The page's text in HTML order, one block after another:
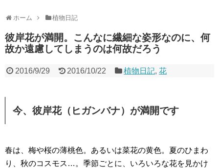
ホーム 植物日記
彼岸花が満開。こんなに繊細な姿形なのに、何
故か遠慮してしまうのは何故だろう
2016/9/29 2016/10/22 植物日記,花
今、彼岸花（ヒガンバナ）が満開です
春は、梅や桜の薄桃色。あるいは菜花の黄色。夏のひまわ
り、秋のコスモス…。季節ごとに、いろいろな花を見かけ